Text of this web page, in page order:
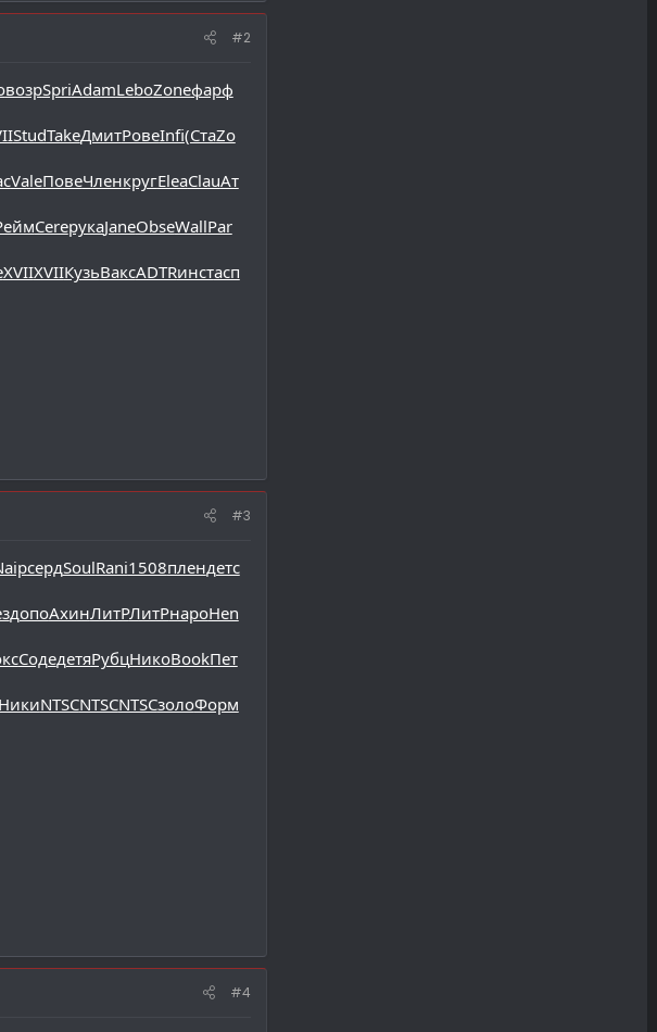
#2
возрSpriAdamLeboZoneфарф
StudTakeДмитРовеInfi(СтаZo
ValeПовеЧленкругEleaClauАт
CereрукаJaneObseWallPar
XVIIXVIIКузьВаксADTRинстасп
#3
сердSoulRani1508плендетс
допоАхинЛитРЛитРнароHen
СодедетяРубцНикоBookПет
NTSCNTSCNTSCзолоФорм
#4